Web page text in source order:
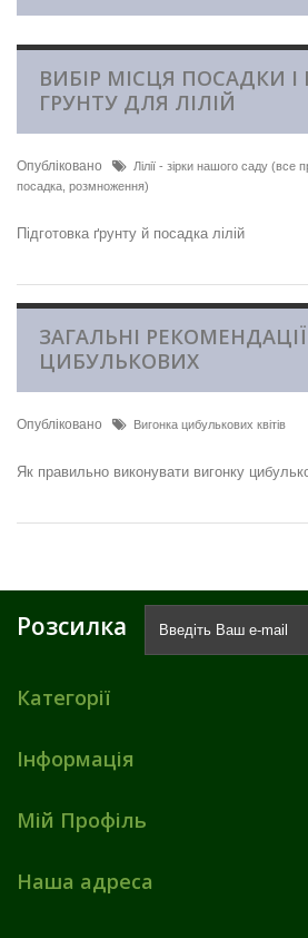
ВИБІР МІСЦЯ ПОСАДКИ І
ГРУНТУ ДЛЯ ЛІЛІЙ
Опубліковано
Лілії - зірки нашого саду (все
посадка, розмноження)
Підготовка ґрунту й посадка лілій
ЗАГАЛЬНІ
ЦИБУЛЬКОВИХ
Опубліковано Вигонка цибулькових квітів
Як правильно виконувати вигонку
Розсилка
Категорії
Інформація
Мій Профіль
Наша адреса